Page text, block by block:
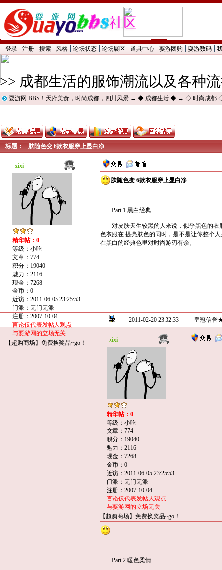
登录 注册 搜索 风格 论坛状态 论坛展区 道具中心 耍游团购 耍游数码
>> 成都生活的服饰潮流以及各种
耍游网 BBS！天府美食，时尚成都，四川风景 → ◆.成都生活.◆ → ◇.时尚成都
标题： 肤随色变 6款衣服穿上显白净
xixi
精华帖：0
等级：小吃
文章：774
积分：19040
魅力：2116
现金：7268
金币：0
近访：2011-06-05 23:25:53
门派：无门无派
注册：2007-10-04
言论仅代表发帖人观点
与耍游网的立场无关
【超购商场】免费换奖品~go！
肤随色变 6款衣服穿上显白净
Part 1 黑白经典
对皮肤天生较黑的人来说，似乎黑色的衣
色衣服在 提亮肤色的同时，是不是让你整个
在黑白的经典色里对时尚游刃有余。
2011-02-20 23:32:33 皇冠信誉
xixi
精华帖：0
等级：小吃
文章：774
积分：19040
魅力：2116
现金：7268
金币：0
近访：2011-06-05 23:25:53
门派：无门无派
注册：2007-10-04
言论仅代表发帖人观点
与耍游网的立场无关
【超购商场】免费换奖品~go！
Part 2 暖色柔情